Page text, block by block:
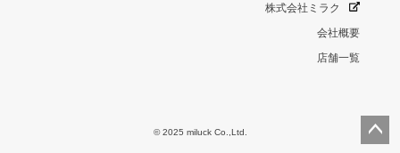
株式会社ミラク
会社概要
店舗一覧
© 2025 miluck Co.,Ltd.